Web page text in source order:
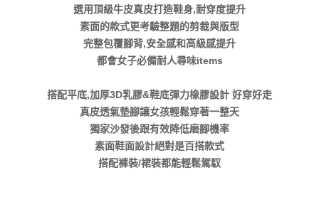
選用頂級牛皮真皮打造鞋身,耐穿度提升
素面的款式更考驗整題的剪裁與版型
完整包覆腳背,安全感和高級感提升
都會女子必備耐人尋味items
搭配平底,加厚3D乳膠&鞋底彈力橡膠設計 好穿好走
真皮透氣墊腳讓女孩輕鬆穿著一整天
獨家沙發後跟有效降低磨腳機率
素面鞋面設計絕對是百搭款式
搭配褲裝/裙裝都能輕鬆駕馭